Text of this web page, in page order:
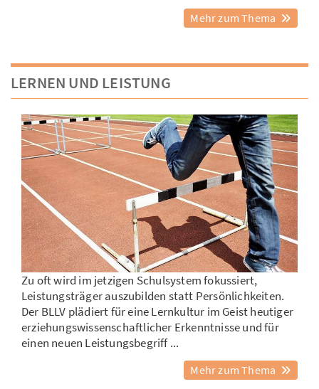
Mehr zum Thema
LERNEN UND LEISTUNG
Zu oft wird im jetzigen Schulsystem fokussiert,
Leistungsträger auszubilden statt Persönlichkeiten.
Der BLLV plädiert für eine Lernkultur im Geist heutiger
erziehungswissenschaftlicher Erkenntnisse und für
einen neuen Leistungsbegriff ...
Mehr zum Thema